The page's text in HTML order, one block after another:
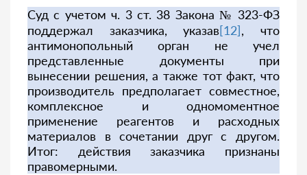
Суд с учетом ч. 3 ст. 38 Закона № 323-ФЗ
поддержал заказчика, указав[12], что
антимонопольный орган не учел
представленные документы при
вынесении решения, а также тот факт, что
производитель предполагает совместное,
комплексное и одномоментное
применение реагентов и расходных
материалов в сочетании друг с другом.
Итог: действия заказчика признаны
правомерными.